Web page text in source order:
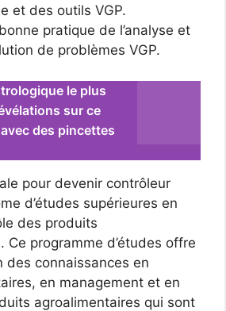
et des outils VGP.
pratique de l’analyse et
de problèmes VGP.
le plus
sur ce
des pincettes
pour devenir contrôleur
d’études supérieures en
des produits
Ce programme d’études offre
des connaissances en
en management et en
agroalimentaires qui sont